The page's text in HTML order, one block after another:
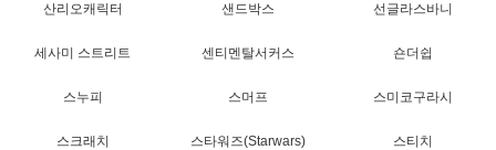
산리오캐릭터 샌드박스 선글라스바니
세사미 스트리트 센티멘탈서커스 숀더쉽
스누피 스머프 스미코구라시
스크래치 스타워즈(Starwars) 스티치